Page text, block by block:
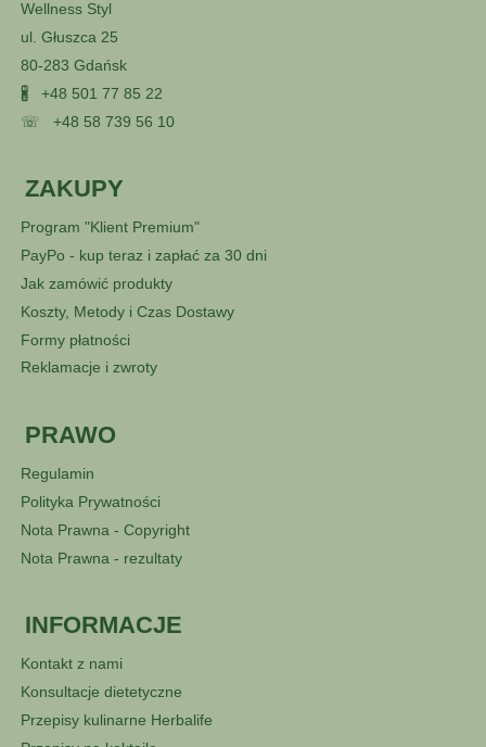
Wellness Styl
ul. Głuszca 25
80-283 Gdańsk
🖁 +48 501 77 85 22
☏ +48 58 739 56 10
ZAKUPY
Program "Klient Premium"
PayPo - kup teraz i zapłać za 30 dni
Jak zamówić produkty
Koszty, Metody i Czas Dostawy
Formy płatności
Reklamacje i zwroty
PRAWO
Regulamin
Polityka Prywatności
Nota Prawna - Copyright
Nota Prawna - rezultaty
INFORMACJE
Kontakt z nami
Konsultacje dietetyczne
Przepisy kulinarne Herbalife